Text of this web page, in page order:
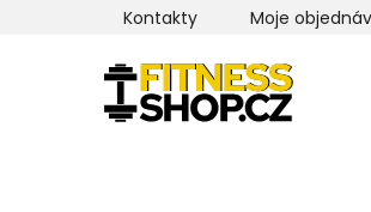
Kontakty Moje